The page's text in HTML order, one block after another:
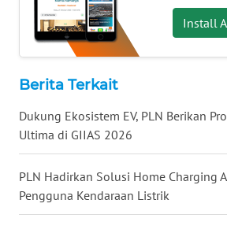
Install
Berita Terkait
Dukung Ekosistem EV, PLN Berikan
Ultima di GIIAS 2026
PLN Hadirkan Solusi Home Charging
Pengguna Kendaraan Listrik
WN
SULSEL
WN
GORONTALO
WN
SULUT
WN